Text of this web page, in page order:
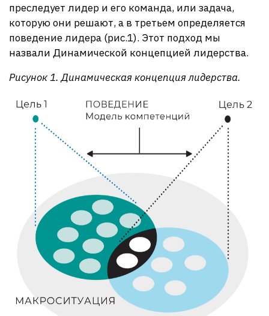
преследует лидер и его команда, или задача,
которую они решают, а в третьем определяется
поведение лидера (рис.1). Этот подход мы
назвали Динамической концепцией лидерства.
Рисунок 1. Динамическая концепция лидерства.